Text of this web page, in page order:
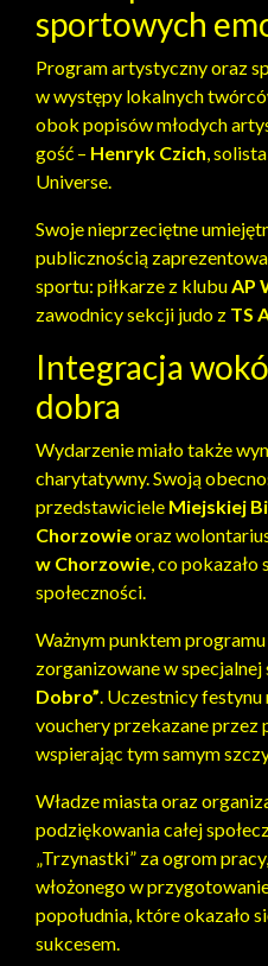
sportowych
Program artystyczny oraz
w występy lokalnych
obok popisów młodych
gość – Henryk Czich,
Universe.
Swoje nieprzeciętne
publicznością
sportu: piłkarze z klubuAP
zawodnicy sekcji judo z TS
Integracja
dobra
Wydarzenie miało także
charytatywny. Swoją
przedstawiciele Miejskiej
Chorzowieoraz
w Chorzowie, co pokazało
społeczności.
Ważnym punktem
zorganizowane w
Dobro”. Uczestnicy
vouchery przekazane przez
wspierając tym samym
Władze miasta oraz
podziękowania całej
„Trzynastki” za ogrom
włożonego w
popołudnia, które okazało
sukcesem.